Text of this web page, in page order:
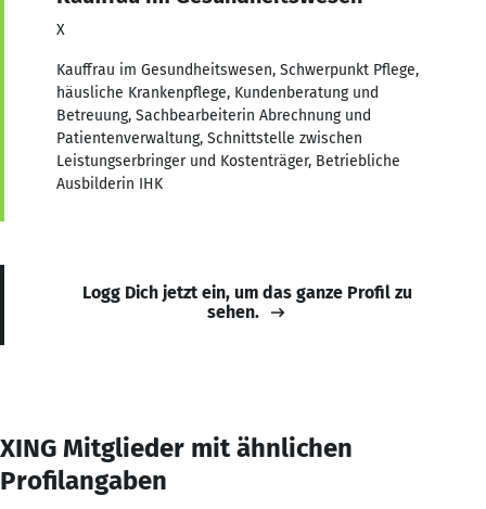
X
Kauffrau im Gesundheitswesen, Schwerpunkt Pflege,
häusliche Krankenpflege, Kundenberatung und
Betreuung, Sachbearbeiterin Abrechnung und
Patientenverwaltung, Schnittstelle zwischen
Leistungserbringer und Kostenträger, Betriebliche
Ausbilderin IHK
Logg Dich jetzt ein, um das ganze Profil zu
sehen.
XING Mitglieder mit ähnlichen
Profilangaben